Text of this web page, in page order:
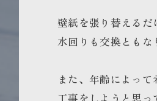
壁紙を張り替えるだ
水回りも交換ともな
また、年齢によっ